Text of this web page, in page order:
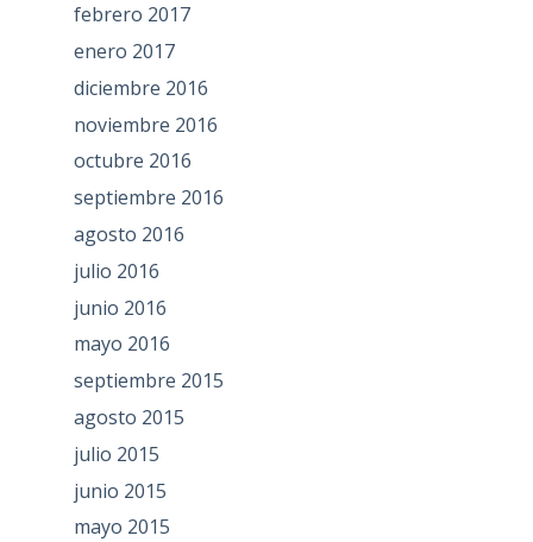
febrero 2017
enero 2017
diciembre 2016
noviembre 2016
octubre 2016
septiembre 2016
agosto 2016
julio 2016
junio 2016
mayo 2016
septiembre 2015
agosto 2015
julio 2015
junio 2015
mayo 2015